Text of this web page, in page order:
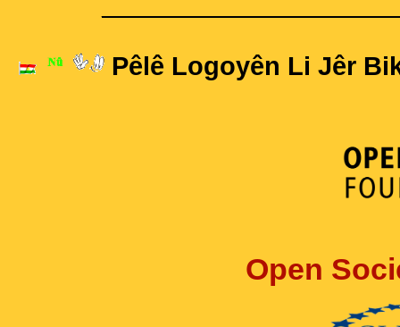
Pêlê Logoyên Li Jêr
Open